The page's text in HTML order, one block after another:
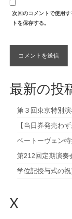
次回のコメントで使用
トを保存する。
最新の投
第３回東京特別
【当日券発売わず
ベートーヴェン
第212回定期演奏
学位記授与式の
X